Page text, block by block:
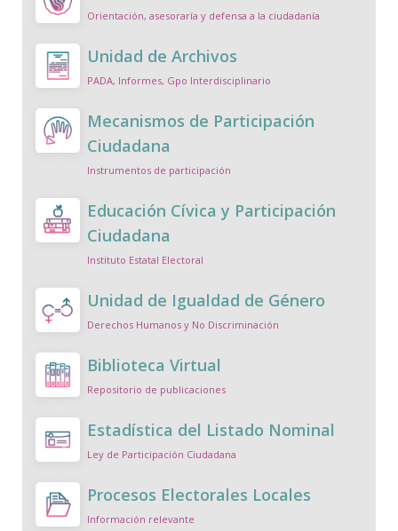
Orientación, asesoraría y defensa a la ciudadanía
Unidad de Archivos
PADA, Informes, Gpo Interdisciplinario
Mecanismos de Participación
Ciudadana
Instrumentos de participación
Educación Cívica y Participación
Ciudadana
Instituto Estatal Electoral
Unidad de Igualdad de Género
Derechos Humanos y No Discriminación
Biblioteca Virtual
Repositorio de publicaciones
Estadística del Listado Nominal
Ley de Participación Ciudadana
Procesos Electorales Locales
Información relevante